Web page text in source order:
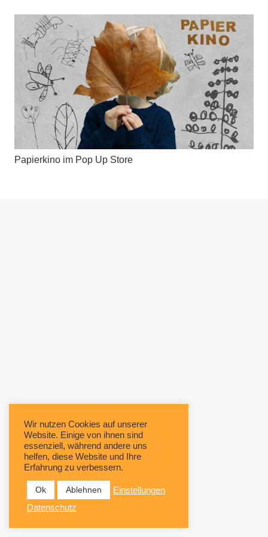
Papierkino im Pop Up Store
Wir nutzen Cookies auf unserer
Website. Einige von ihnen sind
essenziell, während andere uns
helfen, diese Website und Ihre
Erfahrung zu verbessern.
Ok Ablehnen
Einstellungen
Datenschutz